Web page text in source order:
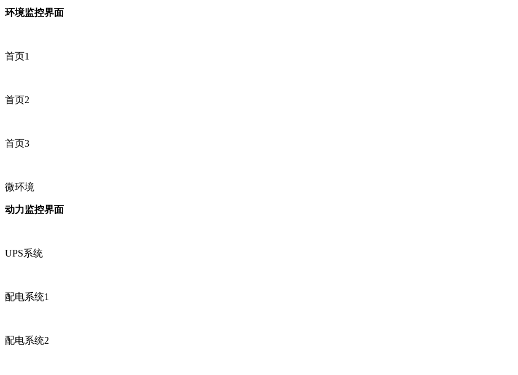
环境监控界面
首页1
首页2
首页3
微环境
动力监控界面
UPS系统
配电系统1
配电系统2